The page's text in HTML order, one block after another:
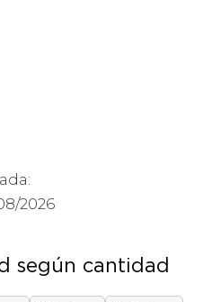
2026
según cantidad